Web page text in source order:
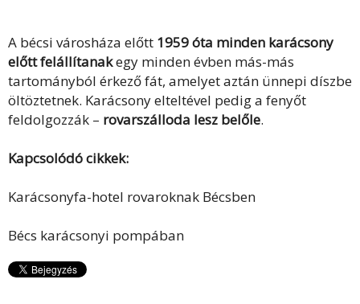
A bécsi városháza előtt 1959 óta minden karácsony
előtt felállítanakegy minden évben más-más
tartományból érkező fát, amelyet aztán ünnepi díszbe
öltöztetnek. Karácsony elteltével pedig a fenyőt
feldolgozzák – rovarszálloda lesz belőle.
Kapcsolódó cikkek:
Karácsonyfa-hotel rovaroknak Bécsben
Bécs karácsonyi pompában